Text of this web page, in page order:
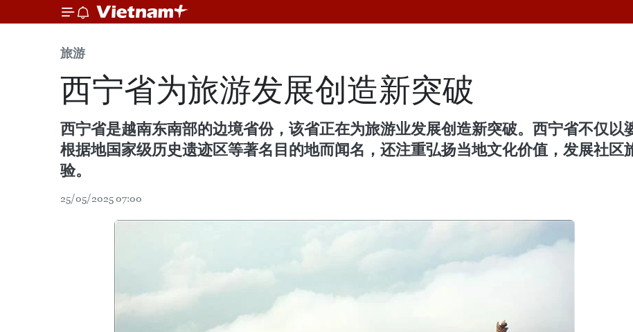
旅游
西宁省为旅游发展创造新突破
西宁省是越南东南部的边境省份，该省正在为旅游业发展创造新突破。西宁省不仅以
根据地国家级历史遗迹区等著名目的地而闻名，还注重弘扬当地文化价值，发展社区
验。
25/05/2025 07:00